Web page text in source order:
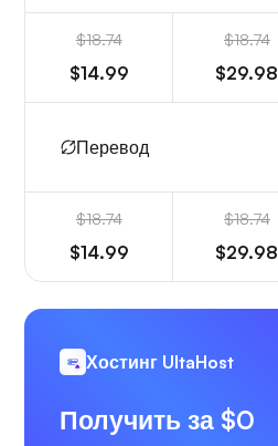
$18.74
$14.99
$18.74
$29.98
Перевод
$18.74
$14.99
$18.74
$29.98
Хостинг UltaHost
Получить за $0